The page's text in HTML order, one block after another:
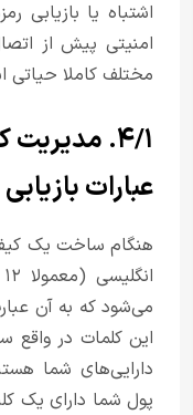
اشتباه یا بازیابی
امنیتی پیش از
مختلف کاملا
۴/۱.
عبارات بازیابی
هنگام ساخت یک
این کلمات در واقع
دارایی‌های شما